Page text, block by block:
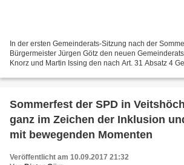
In der ersten Gemeinderats-Sitzung nach der
Bürgermeister Jürgen Götz den neuen
Knorz und Martin Issing den nach Art. 31 Absatz 4
Sommerfest der SPD in
ganz im Zeichen der Inklusion
mit bewegenden Momenten
Veröffentlicht am 10.09.2017 21:32